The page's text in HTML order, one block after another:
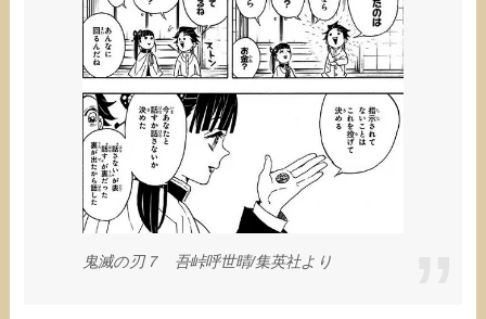
鬼滅の刃７ 吾峠呼世晴/集英社より